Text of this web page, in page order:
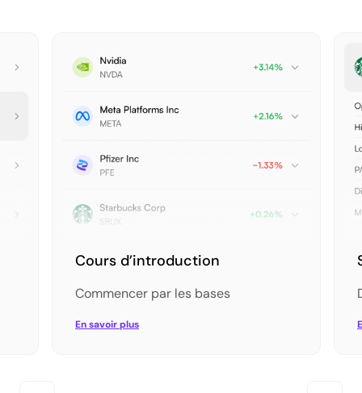
Cours d’introduction
Commencer par les bases
En savoir plus